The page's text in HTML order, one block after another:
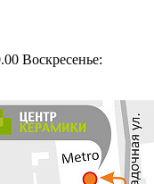
Воскресенье: